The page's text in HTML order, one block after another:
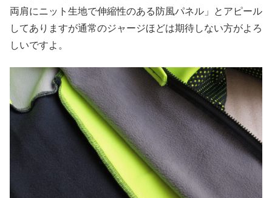
両肩にニット生地で伸縮性のある防風パネル」とアピール
してありますが通常のジャージほどは期待しない方がよろ
しいですよ。